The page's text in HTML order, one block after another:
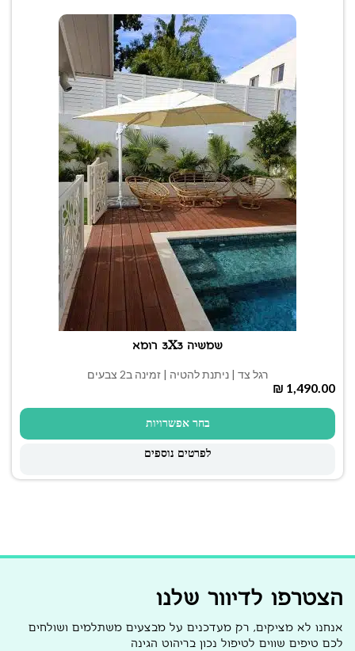
שמשיה 3X3 רומא
רגל צד | ניתנת להטיה | זמינה ב2 צבעים
₪
בחר אפשרויות
לפרטים נוספים
הצטרפו לדיוור שלנו
אנחנו לא מציקים, רק מעדכנים על מבצעים משתלמים ושולחים
לכם טיפים שווים לטיפול נכון בריהוט הגינה